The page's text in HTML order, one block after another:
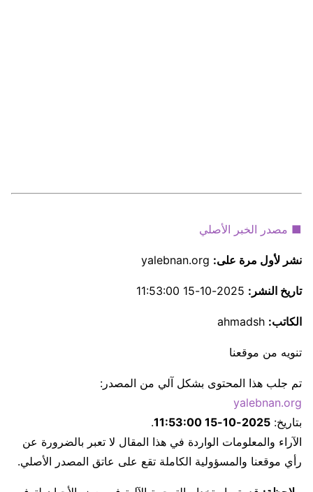
■ مصدر الخبر الأصلي
نشر لأول مرة على: yalebnan.org
تاريخ النشر: 2025-10-15 11:53:00
الكاتب: ahmadsh
تنويه من موقعنا
تم جلب هذا المحتوى بشكل آلي من المصدر:
yalebnan.org
بتاريخ: 2025-10-15 11:53:00
.
الآراء والمعلومات الواردة في هذا المقال لا تعبر بالضرورة عن
رأي موقعنا والمسؤولية الكاملة تقع على عاتق المصدر الأصلي.